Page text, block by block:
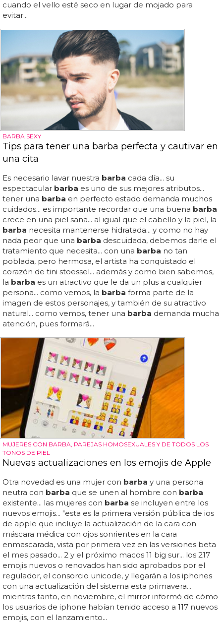
cuando el vello esté seco en lugar de mojado para
evitar...
BARBA SEXY
Tips para tener una barba perfecta y cautivar en
una cita
Es necesario lavar nuestra barba cada día... su
espectacular barba es uno de sus mejores atributos...
tener una barba en perfecto estado demanda muchos
cuidados... es importante recordar que una buena barba
crece en una piel sana... al igual que el cabello y la piel, la
barba necesita mantenerse hidratada... y como no hay
nada peor que una barba descuidada, debemos darle el
tratamiento que necesita... con una barba no tan
poblada, pero hermosa, el artista ha conquistado el
corazón de tini stoessel... además y como bien sabemos,
la barba es un atractivo que le da un plus a cualquier
persona... como vemos, la barba forma parte de la
imagen de estos personajes, y también de su atractivo
natural... como vemos, tener una barba demanda mucha
atención, pues formará...
MUJERES CON BARBA, PAREJAS HOMOSEXUALES Y DE TODOS LOS
TONOS DE PIEL
Nuevas actualizaciones en los emojis de Apple
Otra novedad es una mujer con barba y una persona
neutra con barba que se unen al hombre con barba
existente... las mujeres con barba se incluyen entre los
nuevos emojis... "esta es la primera versión pública de ios
de apple que incluye la actualización de la cara con
máscara médica con ojos sonrientes en la cara
enmascarada, vista por primera vez en las versiones beta
el mes pasado... 2 y el próximo macos 11 big sur... los 217
emojis nuevos o renovados han sido aprobados por el
regulador, el consorcio unicode, y llegarán a los iphones
con una actualización del sistema esta primavera...
mientras tanto, en noviembre, el mirror informó de cómo
los usuarios de iphone habían tenido acceso a 117 nuevos
emojis, con el lanzamiento...